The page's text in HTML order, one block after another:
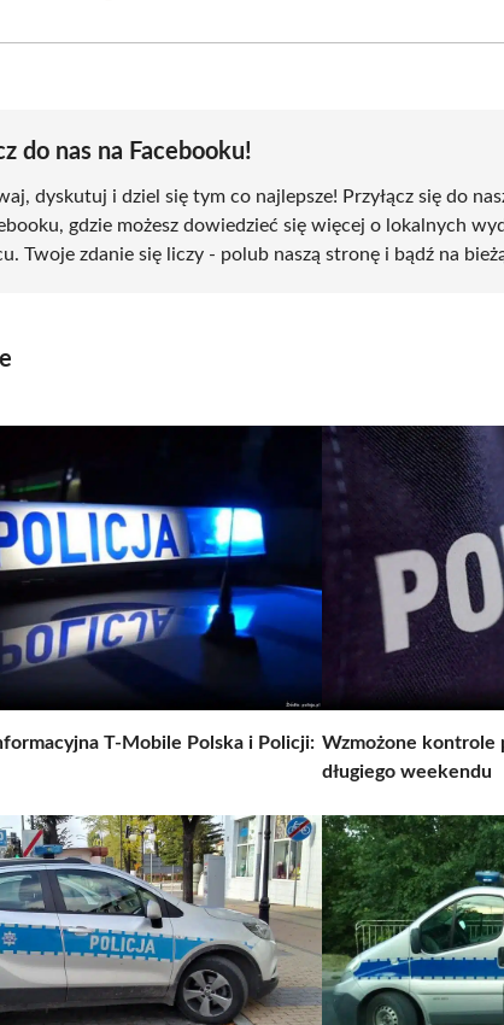
(Twitter)
do nas na Facebooku!
dyskutuj i dziel się tym co najlepsze! Przyłącz się do
gdzie możesz dowiedzieć się więcej o lokalnych
Twoje zdanie się liczy - polub naszą stronę i bądź na
T-Mobile Polska i Policji: Wzmożone kontrole
długiego weekendu